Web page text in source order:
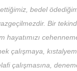
bedel
Bir
hayatımızı
çalışmaya,
çalışmasına,